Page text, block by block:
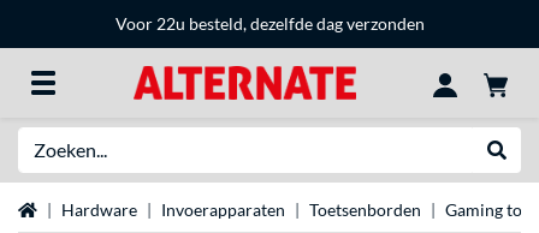
Voor 22u besteld, dezelfde dag verzonden
Home Hardware Invoerapparaten Toetsenborden Gaming